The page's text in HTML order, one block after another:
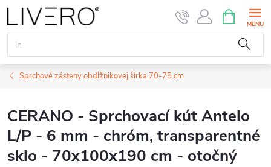
Prejsť
na
obsah
KOŠÍK
Sprchové zásteny obdĺžnikovej šírka 70-75 cm
CERANO - Sprchovací kút Antelo
L/P - 6 mm - chróm, transparentné
sklo - 70x100x190 cm - otočný